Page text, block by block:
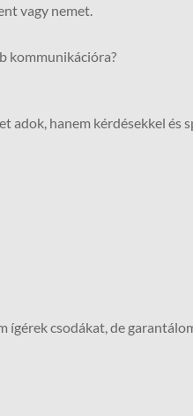
vagy nemet.
kommunikációra?
adok, hanem kérdésekkel
ígérek csodákat, de